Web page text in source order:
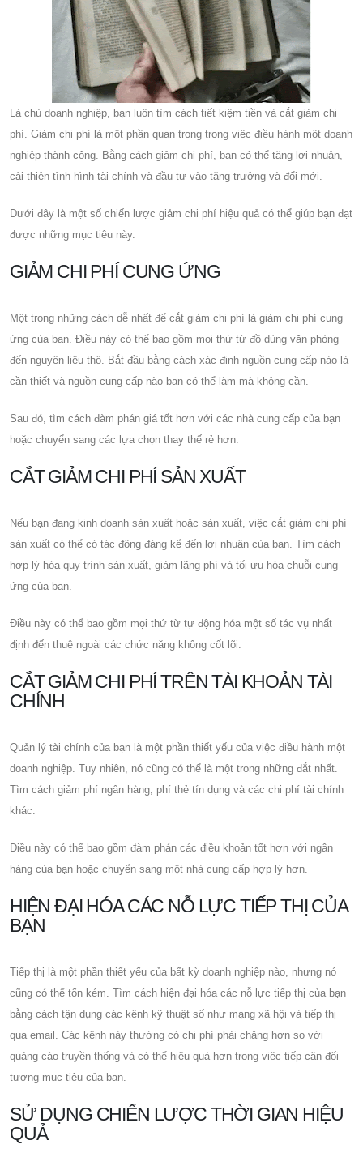
Là chủ doanh nghiệp, bạn luôn tìm cách tiết kiệm tiền và cắt giảm chi
phí. Giảm chi phí là một phần quan trọng trong việc điều hành một doanh
nghiệp thành công. Bằng cách giảm chi phí, bạn có thể tăng lợi nhuận,
cải thiện tình hình tài chính và đầu tư vào tăng trưởng và đổi mới.
Dưới đây là một số chiến lược giảm chi phí hiệu quả có thể giúp bạn đạt
được những mục tiêu này.
GIẢM CHI PHÍ CUNG ỨNG
Một trong những cách dễ nhất để cắt giảm chi phí là giảm chi phí cung
ứng của bạn. Điều này có thể bao gồm mọi thứ từ đồ dùng văn phòng
đến nguyên liệu thô. Bắt đầu bằng cách xác định nguồn cung cấp nào là
cần thiết và nguồn cung cấp nào bạn có thể làm mà không cần.
Sau đó, tìm cách đàm phán giá tốt hơn với các nhà cung cấp của bạn
hoặc chuyển sang các lựa chọn thay thế rẻ hơn.
CẮT GIẢM CHI PHÍ SẢN XUẤT
Nếu bạn đang kinh doanh sản xuất hoặc sản xuất, việc cắt giảm chi phí
sản xuất có thể có tác động đáng kể đến lợi nhuận của bạn. Tìm cách
hợp lý hóa quy trình sản xuất, giảm lãng phí và tối ưu hóa chuỗi cung
ứng của bạn.
Điều này có thể bao gồm mọi thứ từ tự động hóa một số tác vụ nhất
định đến thuê ngoài các chức năng không cốt lõi.
CẮT GIẢM CHI PHÍ TRÊN TÀI KHOẢN TÀI
CHÍNH
Quản lý tài chính của bạn là một phần thiết yếu của việc điều hành một
doanh nghiệp. Tuy nhiên, nó cũng có thể là một trong những đắt nhất.
Tìm cách giảm phí ngân hàng, phí thẻ tín dụng và các chi phí tài chính
khác.
Điều này có thể bao gồm đàm phán các điều khoản tốt hơn với ngân
hàng của bạn hoặc chuyển sang một nhà cung cấp hợp lý hơn.
HIỆN ĐẠI HÓA CÁC NỖ LỰC TIẾP THỊ CỦA
BẠN
Tiếp thị là một phần thiết yếu của bất kỳ doanh nghiệp nào, nhưng nó
cũng có thể tốn kém. Tìm cách hiện đại hóa các nỗ lực tiếp thị của bạn
bằng cách tận dụng các kênh kỹ thuật số như mạng xã hội và tiếp thị
qua email. Các kênh này thường có chi phí phải chăng hơn so với
quảng cáo truyền thống và có thể hiệu quả hơn trong việc tiếp cận đối
tượng mục tiêu của bạn.
SỬ DỤNG CHIẾN LƯỢC THỜI GIAN HIỆU
QUẢ